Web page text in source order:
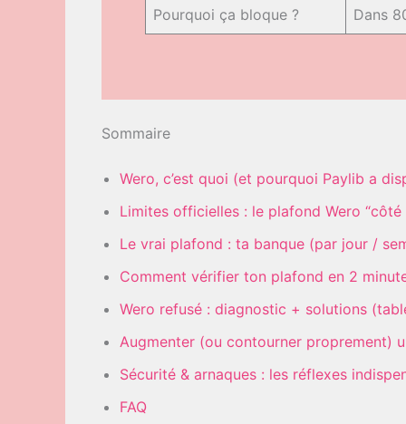
Pourquoi ça bloque ? Dans
Sommaire
Wero, c’est quoi (et pourquoi Paylib a
Limites officielles : le plafond Wero “côté
Le vrai plafond : ta banque (par jour /
Comment vérifier ton plafond en 2
Wero refusé : diagnostic + solutions
Augmenter (ou contourner proprement)
Sécurité & arnaques : les réflexes
FAQ